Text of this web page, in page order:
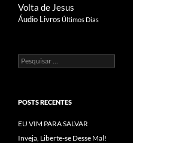
Volta de Jesus
Áudio Livros Últimos Dias
Pesquisar
por:
POSTS RECENTES
EU VIM PARA SALVAR
Inveja, Liberte-se Desse Mal!